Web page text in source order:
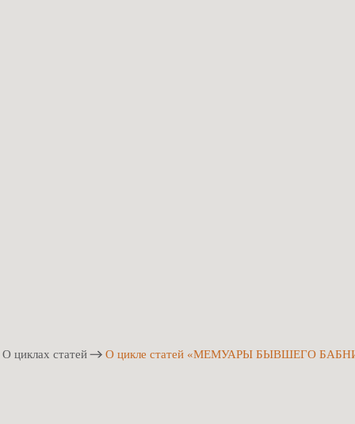
О циклах статей О цикле статей «МЕМУАРЫ БЫВШЕГО